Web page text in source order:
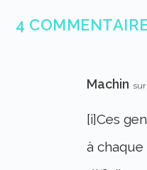
4
Machin sur
[i]Ces
à